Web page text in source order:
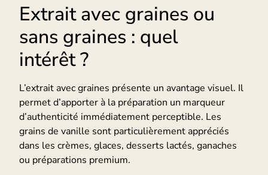
Extrait avec graines ou
sans graines : quel
intérêt ?
L’extrait avec graines présente un avantage visuel. Il
permet d’apporter à la préparation un marqueur
d’authenticité immédiatement perceptible. Les
grains de vanille sont particulièrement appréciés
dans les crèmes, glaces, desserts lactés, ganaches
ou préparations premium.